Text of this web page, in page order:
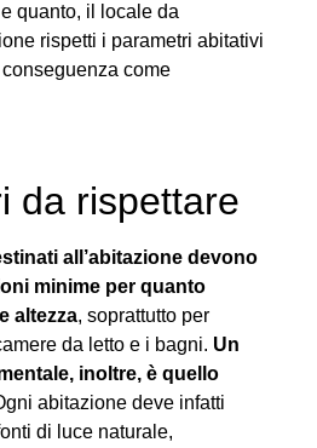
quanto, il locale da
rispetti i parametri abitativi
come
da rispettare
all’abitazione devono
minime per quanto
altezza, soprattutto per
da letto e i bagni. Un
inoltre, è quello
abitazione deve infatti
di luce naturale,